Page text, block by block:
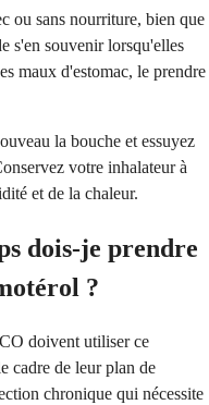
ou sans nourriture, bien que
s'en souvenir lorsqu'elles
maux d'estomac, le prendre
la bouche et essuyez
votre inhalateur à
et de la chaleur.
dois-je prendre
?
doivent utiliser ce
cadre de leur plan de
chronique qui nécessite